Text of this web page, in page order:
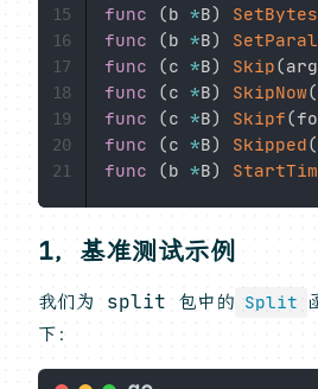
func
(b *B) SetBytes
func
(b *B)
func
(c *B) Skip(
func
(c *B) SkipNow(
func
(c *B) Skipf(
func
(c *B) Skipped(
func
(b *B)
15
16
17
18
19
20
21
1，基准测试示例
我们为 split 包中的 Split
下：